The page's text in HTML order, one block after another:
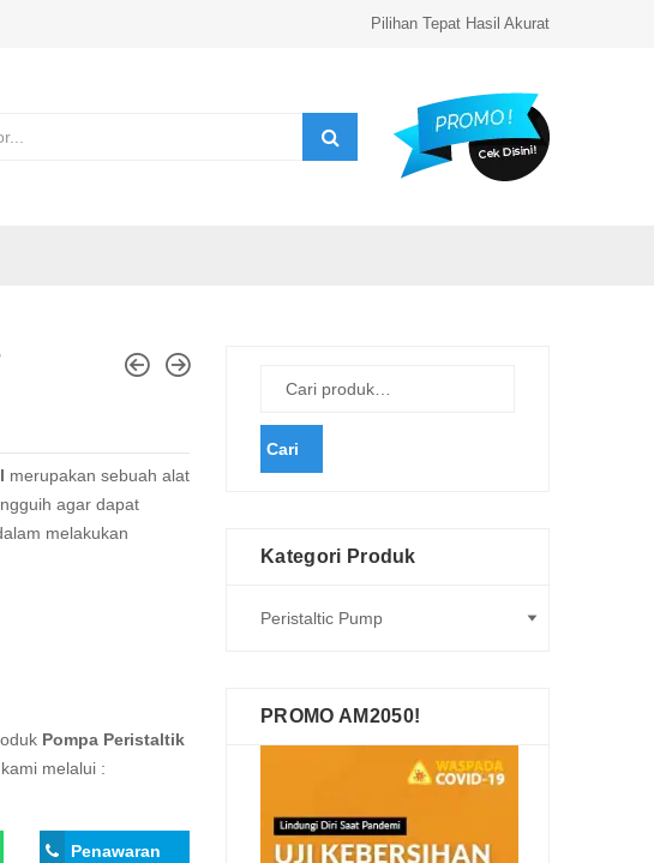
Pilihan Tepat Hasil Akurat
merupakan sebuah alat
agar dapat
melakukan
Pompa Peristaltik
melalui :
Penawaran
Cari
Kategori Produk
PROMO AM2050!